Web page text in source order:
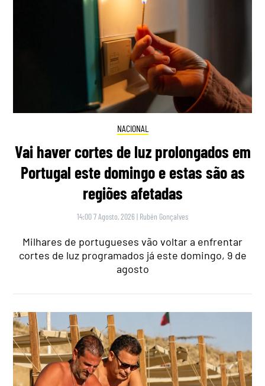
NACIONAL
Vai haver cortes de luz prolongados em
Portugal este domingo e estas são as
regiões afetadas
14:00 7 Agosto, 2026 | Rubén Gonçalves
Milhares de portugueses vão voltar a enfrentar
cortes de luz programados já este domingo, 9 de
agosto